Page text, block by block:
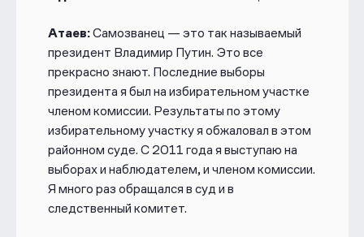
Атаев:Самозванец — это так называемый
президент Владимир Путин. Это все
прекрасно знают. Последние выборы
президента я был на избирательном участке
членом комиссии. Результаты по этому
избирательному участку я обжаловал в этом
районном суде. С 2011 года я выступаю на
выборах и наблюдателем, и членом комиссии.
Я много раз обращался в суд и в
следственный комитет.